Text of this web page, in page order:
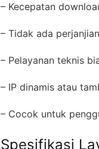
– Kecepatan
– Tidak ada
– Pelayanan teknis
– IP dinamis atau
– Cocok untuk
Spesifikasi